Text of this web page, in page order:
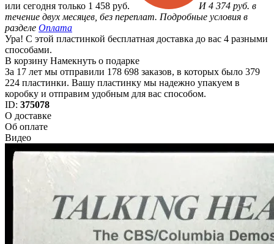
или сегодня только 1 458 руб.
И 4 374 руб. в
течение двух месяцев, без переплат. Подробные условия в
разделе Оплата
Ура! С этой пластинкой бесплатная доставка до вас 4 разными
способами.
В корзину Намекнуть о подарке
За 17 лет мы отправили 178 698 заказов, в которых было 379
224 пластинки. Вашу пластинку мы надежно упакуем в
коробку и отправим удобным для вас способом.
ID: 375078
О доставке
Об оплате
Видео